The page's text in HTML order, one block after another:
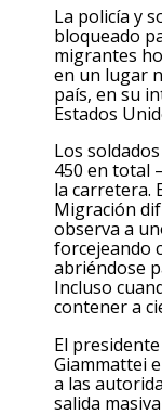
La policía y
bloqueado
migrantes
en un lugar
país, en su
Estados
Los
450 en total
la carretera.
Migración
observa a
forcejeando
abriéndose
Incluso
contener a
El
Giammattei
a las
salida